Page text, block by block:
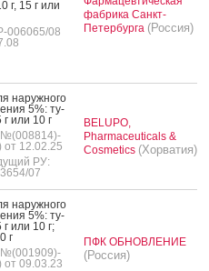
г, 15 г или
006065/08
фабрика Санкт-
Петербурга (Россия)
на­руж­но­го
5%: ту­
г или 10 г
от 12.02.25
РУ:
07
BELUPO,
Pharmaceuticals &
Cosmetics (Хорватия)
на­руж­но­го
5%: ту­
г или 10 г;
г
от 09.03.23
ПФК ОБНОВЛЕНИЕ
(Россия)